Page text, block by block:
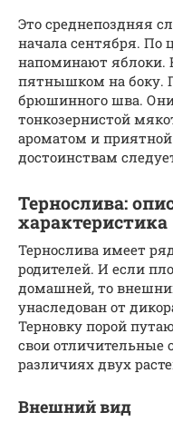
Это среднепоздняя
начала сентября. По
напоминают яблоки.
пятнышком на боку.
брюшинного шва.
тонкозернистой
ароматом и
достоинствам
Тернослива:
характеристика
Тернослива имеет
родителей. И если
домашней, то
унаследован от
Терновку порой
свои отличительные
различиях двух
Внешний вид